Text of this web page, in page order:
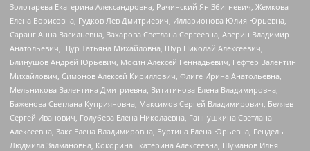
Золотарева Екатерина Александровна, Рачинский Ян Збигневич, Жемкова
Елена Борисовна, Гудков Лев Дмитриевич, Илларионова Юлия Юрьевна,
Саранг Анна Васильевна, Захарова Светлана Сергеевна, Аверин Владимир
Анатольевич, Щур Татьяна Михайловна, Щур Николай Алексеевич,
Блинушов Андрей Юрьевич, Мосин Алексей Геннадьевич, Гефтер Валентин
Михайлович, Симонов Алексей Кириллович, Флиге Ирина Анатольевна,
Мельникова Валентина Дмитриевна, Вититинова Елена Владимировна,
Баженова Светлана Куприяновна, Максимов Сергей Владимирович, Беляев
Сергей Иванович, Голубева Елена Николаевна, Ганнушкина Светлана
Алексеевна, Закс Елена Владимировна, Буртина Елена Юрьевна, Гендель
Людмила Залмановна, Кокорина Екатерина Алексеевна, Шуманов Илья